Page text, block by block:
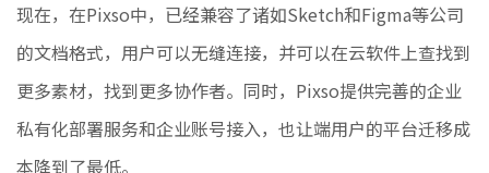
现在，在Pixso中，已经兼容了诸如Sketch和Figma等公司
的文档格式，用户可以无缝连接，并可以在云软件上查找到
更多素材，找到更多协作者。同时，Pixso提供完善的企业
私有化部署服务和企业账号接入，也让端用户的平台迁移成
本降到了最低。